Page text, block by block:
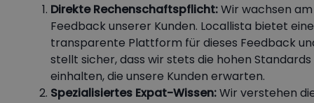
Direkte Rechenschaftspflicht:Wir wachsen am
Feedback unserer Kunden. Locallista bietet eine
transparente Plattform für dieses Feedback
stellt sicher, dass wir stets die hohen Standards
einhalten, die unsere Kunden erwarten.
Spezialisiertes Expat-Wissen:Wir verstehen